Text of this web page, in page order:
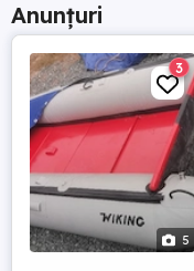
Anunțuri
5
3